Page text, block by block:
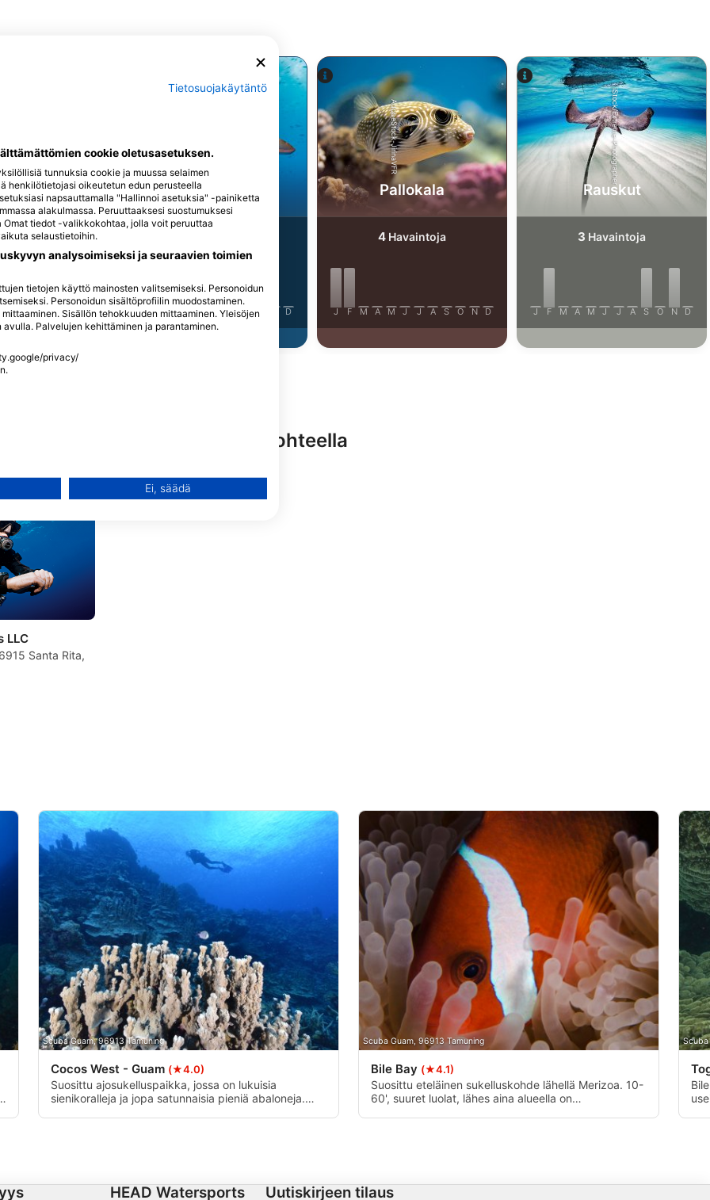
J J A S O N D
iStock-burnsboxco
Papukaijakala
J F M A M J J A S O D
AdobeStock-JirinaVFR
Pallokala
4 Havaintoja
J F M A M J J A S O N D
iStock/Extreme-Photographer
Rauskut
3 Havaintoja
J F M A M J J A S O N D
palveluita tällä sukelluskohteella
LLC
Santa Rita,
Scuba Guam, 96913 Tamuning
Cocos West - Guam (★4.0)
Suosittu ajosukelluspaikka, jossa on lukuisia
sienikoralleja ja jopa satunnaisia pieniä abaloneja.
Scuba Guam, 96913 Tamuning
Bile Bay (★4.1)
Suosittu eteläinen sukelluskohde lähellä Merizoa. 10-
60', suuret luolat, lähes aina alueella on
Scuba
HEAD Watersports Uutiskirjeen tilaus
Tietosuojakäytäntö
cookie oletusasetuksen.
tunnuksia cookie ja muussa selaimen
henkilötietojasi oikeutetun edun perusteella
napsauttamalla "Hallinnoi asetuksia" -painiketta
alakulmassa. Peruuttaaksesi suostumuksesi
tiedot -valikkokohtaa, jolla voit peruuttaa
selaustietoihin.
analysoimiseksi ja seuraavien toimien
tietojen käyttö mainosten valitsemiseksi. Personoidun
Personoidun sisältöprofiilin muodostaminen.
Sisällön tehokkuuden mittaaminen. Yleisöjen
Palvelujen kehittäminen ja parantaminen.
privacy/
Ei, säädä